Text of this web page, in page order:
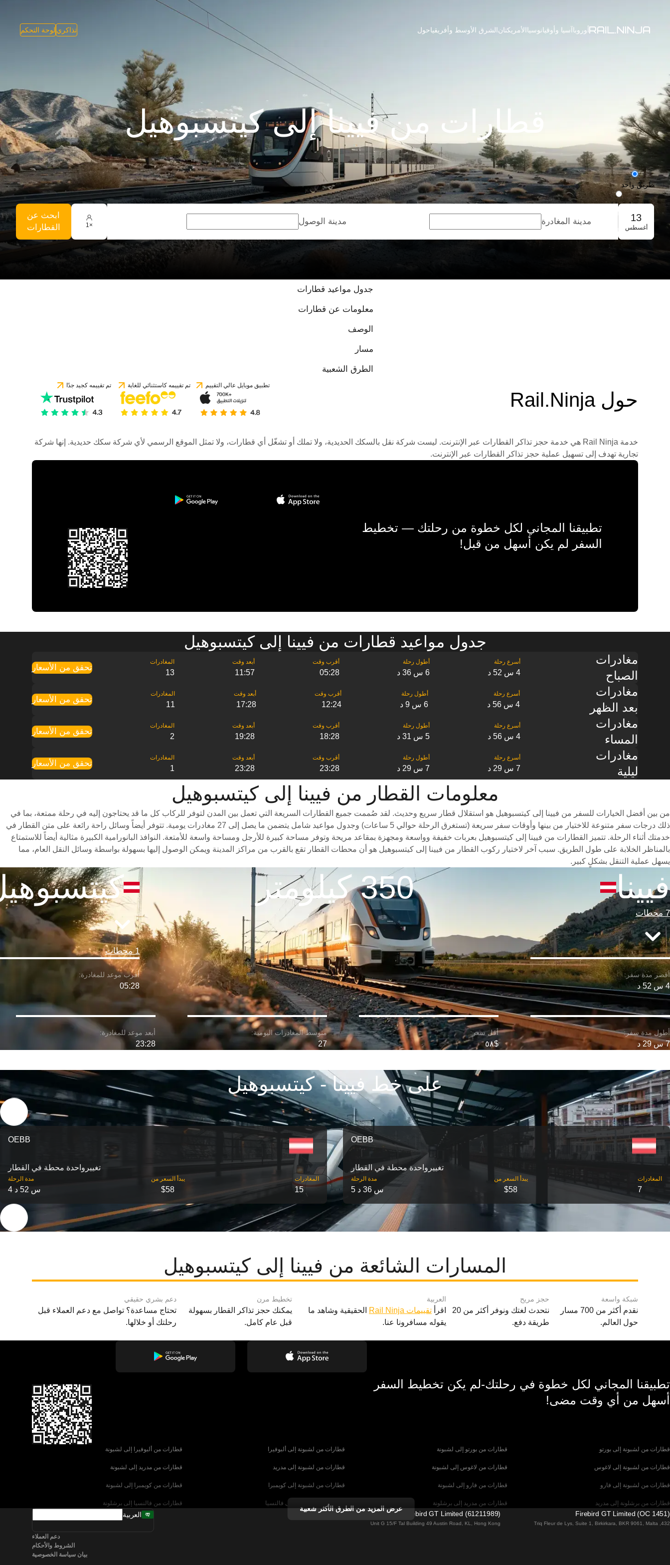
أوروبا آسيا وأوقيانوسيا الأمريكتان الشرق الأوسط وأفريقياحول تذاكري لوحة التحكم
قطارات من فيينا إلى كيتسبوهيل
طريق واحد
رحلة ذهاب وإياب
الحجز الجماعي
13
أغسطس
مدينة المغادرة مدينة الوصول ×
1
ابحث عن
القطارات
جدول مواعيد قطارات
معلومات عن قطارات
الوصف
مسار
الطرق الشعبية
حول Rail.Ninja
تطبيق موبايل عالي التقييم تم تقييمه كاستثنائي للغاية تم تقييمه كجيد جدًا
خدمة Rail Ninja هي خدمة حجز تذاكر القطارات عبر الإنترنت. ليست شركة نقل بالسكك الحديدية، ولا تملك أو تشغّل أي قطارات، ولا تمثل الموقع الرسمي لأي شركة سكك حديدية. إنها شركة
تجارية تهدف إلى تسهيل عملية حجز تذاكر القطارات عبر الإنترنت.
تطبيقنا المجاني لكل خطوة من رحلتك — تخطيط
السفر لم يكن أسهل من قبل!
جدول مواعيد قطارات من فيينا إلى كيتسبوهيل
مغادرات
الصباح
4 س 52 د 6 س 36 د 05:28
11:57
13
تحقق من الأسعار
مغادرات
بعد الظهر
4 س 56 د 6 س 9 د 12:24
17:28
11
تحقق من الأسعار
مغادرات
المساء
4 س 56 د 5 س 31 د 18:28
19:28
2
تحقق من الأسعار
مغادرات
ليلية
7 س 29 د 7 س 29 د 23:28
23:28
1
تحقق من الأسعار
معلومات القطار من ‎فيينا إلى ‎كيتسبوهيل
من بين أفضل الخيارات للسفر من فيينا إلى كيتسبوهيل هو استقلال قطار سريع وحديث. لقد صُممت جميع القطارات السريعة التي تعمل بين المدن لتوفر للركاب كل ما قد يحتاجون إليه في رحلة ممتعة، بما في
ذلك درجات سفر متنوعة للاختيار من بينها وأوقات سفر سريعة (تستغرق الرحلة حوالي 5 ساعات) وجدول مواعيد شامل يتضمن ما يصل إلى 27 مغادرات يومية. تتوفر أيضاً وسائل راحة رائعة على متن القطار في
خدمتك أثناء الرحلة. تتميز القطارات من فيينا إلى كيتسبوهيل بعربات خفيفة وواسعة ومجهزة بمقاعد مريحة وتوفر مساحة كبيرة للأرجل ومساحة واسعة للأمتعة. النوافذ البانورامية الكبيرة مثالية أيضاً للاستمتاع
بالمناظر الخلابة على طول الطريق. سبب آخر لاختيار ركوب القطار من فيينا إلى كيتسبوهيل هو أن محطات القطار تقع بالقرب من مراكز المدينة ويمكن الوصول إليها بسهولة بواسطة وسائل النقل العام، مما
يسهل عملية التنقل بشكلٍ كبير.
فيينا
7 محطات
350 كيلومتر
1 محطات
4 س 52 د 05:28
7 س 29 د $٥٨ 27
23:28
على خط فيينا - كيتسبوهيل
OEBB
تغییرواحدة محطة في القطار
مدة الرحلة
4 س 52 د
‎يبدأ السعر من
$58
‎المغادرات
15
OEBB
تغییرواحدة محطة في القطار
مدة الرحلة
5 س 36 د
‎يبدأ السعر من
$58
‎المغادرات
7
المسارات الشائعة من فيينا إلى كيتسبوهيل
شبكة واسعة
نقدم أكثر من 700 مسار
حول العالم.
حجز مريح
نتحدث لغتك ونوفر أكثر من 20
طريقة دفع.
العربية
اقرأ تقييمات Rail Ninja
الحقيقية وشاهد ما
يقوله مسافرونا عنا.
تخطيط مرن
يمكنك حجز تذاكر القطار بسهولة
قبل عام كامل.
دعم بشري حقيقي
تحتاج مساعدة؟ تواصل مع دعم العملاء قبل
رحلتك أو خلالها.
تطبيقنا المجاني لكل خطوة في رحلتك-لم يكن تخطيط السفر
أسهل من أي وقت مضى!
قطارات من لشبونة إلى بورتو قطارات من بورتو إلى لشبونة قطارات من لشبونة إلى ألبوفيرا قطارات من ألبوفيرا إلى لشبونة
قطارات من لشبونة إلى لاغوس قطارات من لاغوس إلى لشبونة قطارات من لشبونة إلى مدريد قطارات من مدريد إلى لشبونة
قطارات من لشبونة إلى فارو قطارات من فارو إلى لشبونة قطارات من لشبونة إلى كويمبرا قطارات من كويمبرا إلى لشبونة
قطارات من برشلونة إلى مدريد قطارات من مدريد إلى برشلونة قطارات من برشلونة إلى فالنسيا قطارات من فالنسيا إلى برشلونة
قطارات من باريس إلى برشلونة قطارات من برشلونة إلى إشبيلية قطارات من إشبيلية إلى برشلونة
عرض المزيد من الطرق الأكثر شعبية
Firebird GT Limited (OC 1451)
432, Triq Fleur de Lys, Suite 1, Birkirkara, BKR 9061, Malta
Firebird GT Limited (61211989)
Unit G 15/F Tal Building 49 Austin Road, KL, Hong Kong
العربية
دعم العملاء
الشروط والأحكام
بيان سياسة الخصوصية